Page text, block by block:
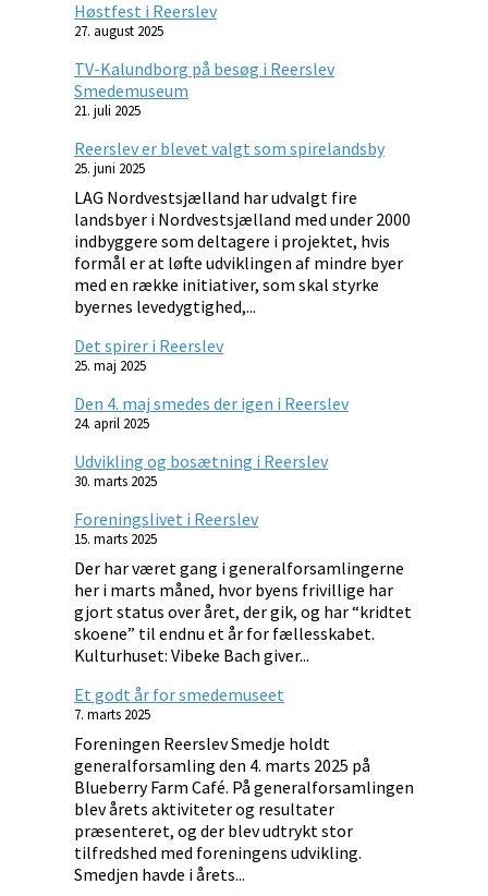
Høstfest i Reerslev
27. august 2025
TV-Kalundborg på besøg i Reerslev
Smedemuseum
21. juli 2025
Reerslev er blevet valgt som spirelandsby
25. juni 2025
LAG Nordvestsjælland har udvalgt fire
landsbyer i Nordvestsjælland med under 2000
indbyggere som deltagere i projektet, hvis
formål er at løfte udviklingen af mindre byer
med en række initiativer, som skal styrke
byernes levedygtighed,...
Det spirer i Reerslev
25. maj 2025
Den 4. maj smedes der igen i Reerslev
24. april 2025
Udvikling og bosætning i Reerslev
30. marts 2025
Foreningslivet i Reerslev
15. marts 2025
Der har været gang i generalforsamlingerne
her i marts måned, hvor byens frivillige har
gjort status over året, der gik, og har “kridtet
skoene” til endnu et år for fællesskabet.
Kulturhuset: Vibeke Bach giver...
Et godt år for smedemuseet
7. marts 2025
Foreningen Reerslev Smedje holdt
generalforsamling den 4. marts 2025 på
Blueberry Farm Café. På generalforsamlingen
blev årets aktiviteter og resultater
præsenteret, og der blev udtrykt stor
tilfredshed med foreningens udvikling.
Smedjen havde i årets...